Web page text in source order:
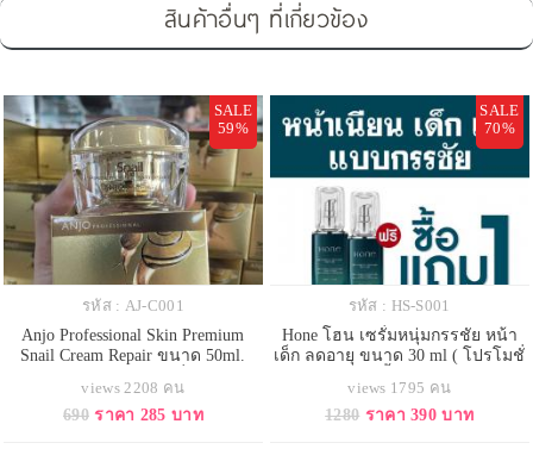
สินค้าอื่นๆ ที่เกี่ยวข้อง
SALE
59%
รหัส : AJ-C001
Anjo Professional Skin Premium
Snail Cream Repair ขนาด 50ml.
เกาหลี ของแท้ 100%
views 2208 คน
690 ราคา 285 บาท
SALE
70%
รหัส : HS-S001
Hone โฮน เซรั่มหนุ่มกรรชัย หน้า
เด็ก ลดอายุ ขนาด 30 ml ( โปรโมชั่
views 1795 คน
1280 ราคา 390 บาท